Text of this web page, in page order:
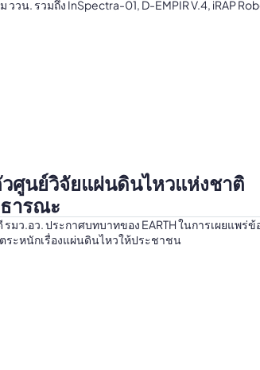
วน. รวมถึง InSpectra-01, D-EMPIR V.4, iRAP
2
ศูนย์วิจัยแผ่นดินไหวแห่งชาติ
ารณะ
มว.อว. ประกาศบทบาทของ EARTH ในการเผยแพร่ข้
ระหนักเรื่องแผ่นดินไหวให้ประชาชน